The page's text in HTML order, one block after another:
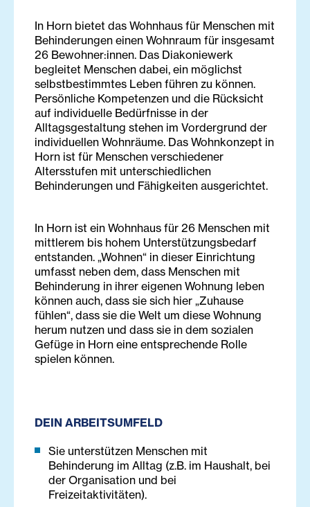
In Horn bietet das Wohnhaus für Menschen mit
Behinderungen einen Wohnraum für insgesamt
26 Bewohner:innen. Das Diakoniewerk
begleitet Menschen dabei, ein möglichst
selbstbestimmtes Leben führen zu können.
Persönliche Kompetenzen und die Rücksicht
auf individuelle Bedürfnisse in der
Alltagsgestaltung stehen im Vordergrund der
individuellen Wohnräume. Das Wohnkonzept in
Horn ist für Menschen verschiedener
Altersstufen mit unterschiedlichen
Behinderungen und Fähigkeiten ausgerichtet.
In Horn ist ein Wohnhaus für 26 Menschen mit
mittlerem bis hohem Unterstützungsbedarf
entstanden. „Wohnen“ in dieser Einrichtung
umfasst neben dem, dass Menschen mit
Behinderung in ihrer eigenen Wohnung leben
können auch, dass sie sich hier „Zuhause
fühlen“, dass sie die Welt um diese Wohnung
herum nutzen und dass sie in dem sozialen
Gefüge in Horn eine entsprechende Rolle
spielen können.
DEIN ARBEITSUMFELD
Sie unterstützen Menschen mit
Behinderung im Alltag (z.B. im Haushalt, bei
der Organisation und bei
Freizeitaktivitäten).